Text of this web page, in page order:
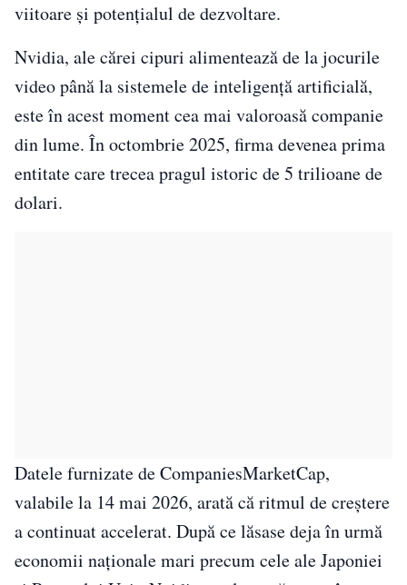
viitoare și potențialul de dezvoltare.
Nvidia, ale cărei cipuri alimentează de la jocurile
video până la sistemele de inteligență artificială,
este în acest moment cea mai valoroasă companie
din lume. În octombrie 2025, firma devenea prima
entitate care trecea pragul istoric de 5 trilioane de
dolari.
Datele furnizate de CompaniesMarketCap,
valabile la 14 mai 2026, arată că ritmul de creștere
a continuat accelerat. După ce lăsase deja în urmă
economii naționale mari precum cele ale Japoniei